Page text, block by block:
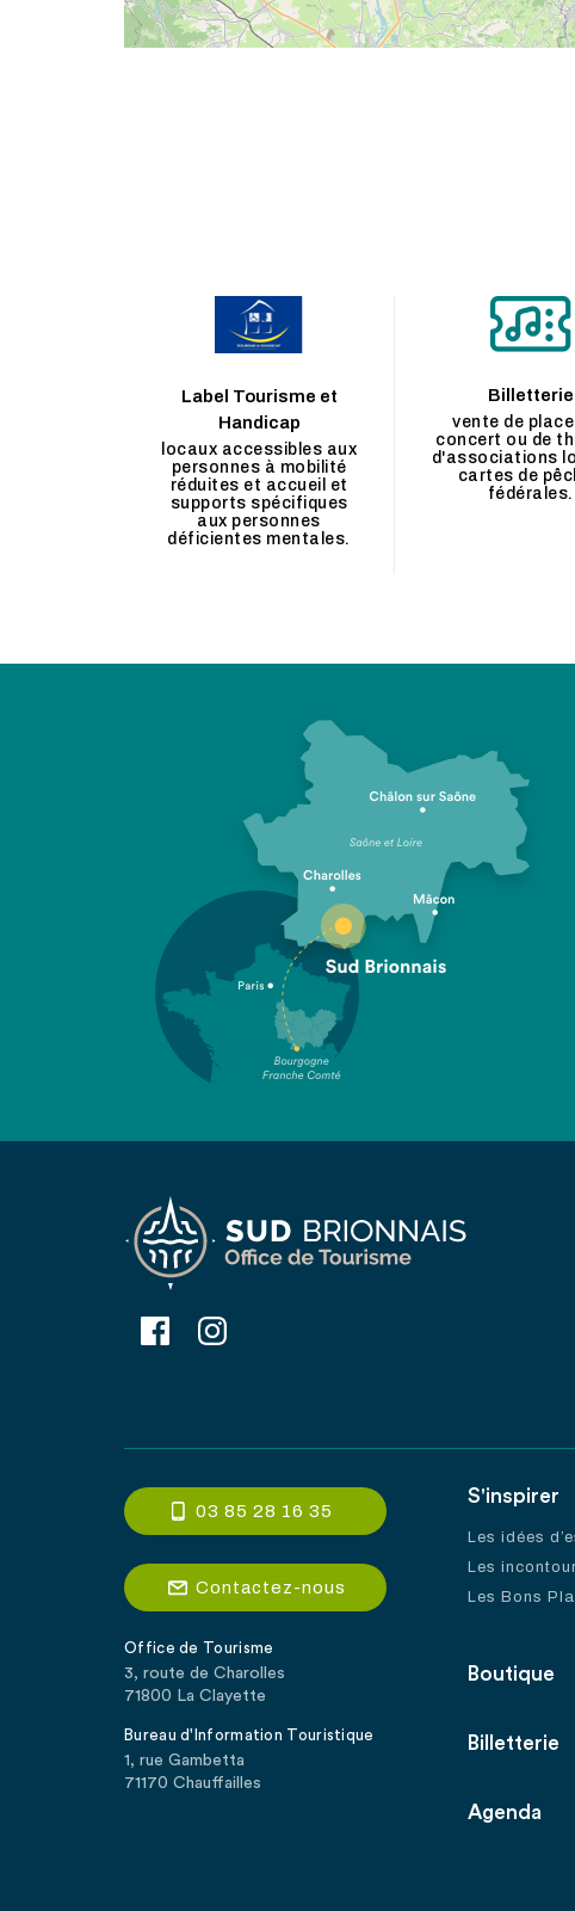
Label Tourisme et
Handicap
locaux accessibles aux
personnes à mobilité
réduites et accueil et
supports spécifiques
aux personnes
déficientes mentales.
Billetterie
vente de
concert ou de
d'associations
cartes de
fédérales.
03 85 28 16 35
Contactez-nous
Office de Tourisme
3, route de Charolles
71800 La Clayette
Bureau d'Information Touristique
1, rue Gambetta
71170 Chauffailles
S'inspirer
Les idées
Les
Les Bons
Boutique
Billetterie
Agenda